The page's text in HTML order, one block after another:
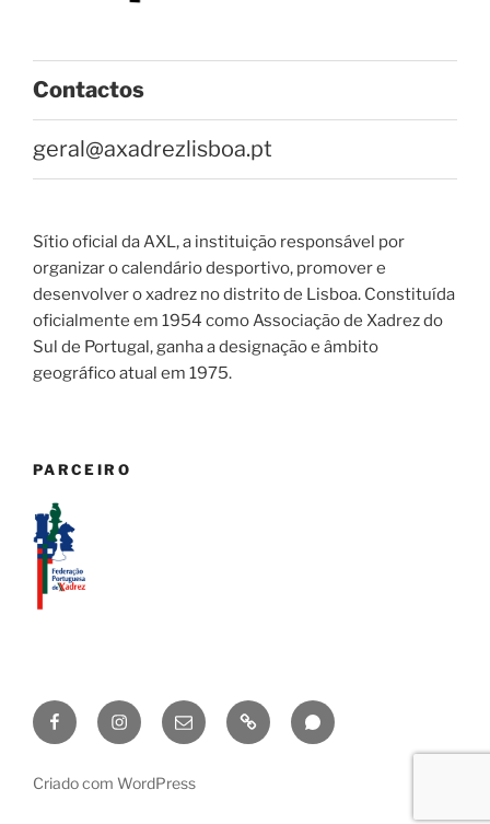
Contactos
geral@axadrezlisboa.pt
Sítio oficial da AXL, a instituição responsável por
organizar o calendário desportivo, promover e
desenvolver o xadrez no distrito de Lisboa. Constituída
oficialmente em 1954 como Associação de Xadrez do
Sul de Portugal, ganha a designação e âmbito
geográfico atual em 1975.
PARCEIRO
Facebook
AXL
Instagram
AXL
geral@axadrezlisboa.pt
Lichess Canal
WhatsApp
Criado com WordPress